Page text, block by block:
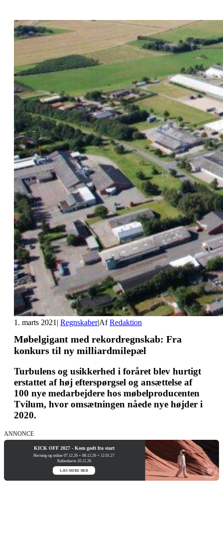
1. marts 2021 | Regnskaber|AfRedaktion
Møbelgigant med rekordregnskab: Fra
konkurs til ny milliardmilepæl
Turbulens og usikkerhed i foråret blev hurtigt
erstattet af høj efterspørgsel og ansættelse af
100 nye medarbejdere hos møbelproducenten
Tvilum, hvor omsætningen nåede nye højder i
2020.
ANNONCE
KICK OFF 2027 - Kom godt fra start
Herning og online 07.12.26 + 08.12.26 + 12.01.27
København 10.12.26
LÆS MERE HER